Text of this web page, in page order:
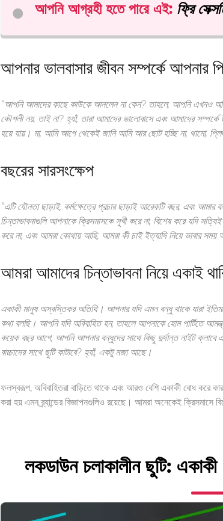
আপনি আগ্রহী হতে পারেএই: ফ্রি
আপনার ভালবাসার জীবন সম্পর্কে আপনার
“আপনি আমাদের কাছে কাউকে আনলেন না কেন? তাহলে, আপনি এখনও
কৌশলী নয়, তাই না? হ্যাঁ, তারা আমাদের ভালোবাসে এবং আমাদের
হয়ে যায়। মা, আমি আগে থেকেই জানি আমি আর ছোট হচ্ছি না, থামো,
বছরের সারসংক্ষেপ
“এটি যৌনতা ছাড়াই, কর্মক্ষেত্রে প্রচার ছাড়াই আরেকটি বছর, এবং আমার
চিন্তাভাবনাগুলি আপনাকে ক্রিসমাসকে সুখী করে না, বিশেষ করে যদি
করে না, এবং আমরা কোথায় আছি, আমরা কী চাই ইত্যাদি নিয়ে ভাবার
আমরা আমাদের চিন্তাভাবনা নিয়ে একাই
একাকী মানুষ অস্বস্তিকর অতিথি। আপনার যদি এমন বন্ধু থাকে যারা
কথা বলছি। আপনি যদি অবিবাহিত হন, তাহলে আপনাকে হোম পার্টিতে
কয়েক বছর আগে, আপনি আপনার বন্ধুদের সাথে কিছু দুর্দান্ত নাইট ক্লাবে
বাচ্চাদের সাথে ছুটি কাটাবে? হ্যাঁ, একটু মজা আছে।
ফলস্বরূপ, অবিবাহিতরা বাড়িতে থাকে এবং আরও বেশি একাকী বোধ করে
করা হয় এমন ব্র্যান্ডের বিজ্ঞাপনগুলিও রয়েছে। আমরা অনেকেই
লকডাউন চলাকালীন ছুটি: